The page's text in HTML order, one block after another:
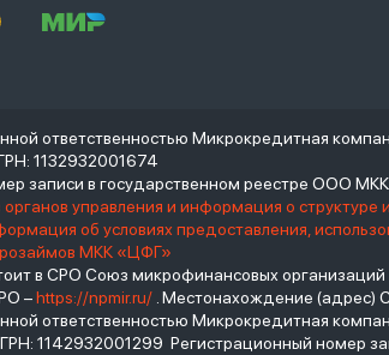
ответственностью Микрокредитная
1132932001674
записи в государственном реестре ООО
органов управления и информация о
об условиях предоставления,
МКК «ЦФГ»
в СРО Союз микрофинансовых организаций
–https://npmir.ru/ . Местонахождение (адрес)
ответственностью Микрокредитная
1142932001299 Регистрационный номер